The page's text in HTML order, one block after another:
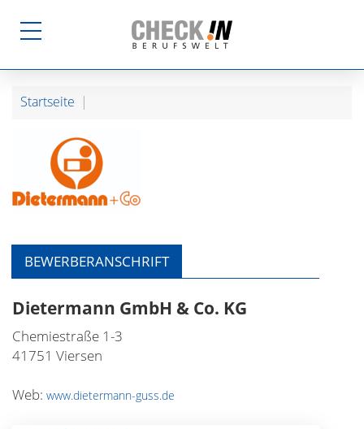
Startseite
BEWERBERANSCHRIFT
Dietermann GmbH & Co. KG
Chemiestraße 1-3
41751 Viersen
Web: www.dietermann-guss.de